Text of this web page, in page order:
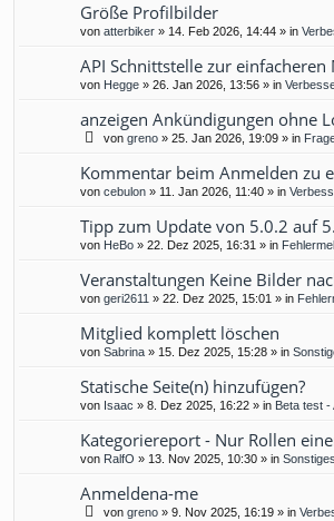
Größe Profilbilder
von atterbiker » 14. Feb 2026, 14:44 » in
API Schnittstelle zur
von Hegge » 26. Jan 2026, 13:56 » in
anzeigen Ankündigungen ohne
von greno » 25. Jan 2026, 19:09 » in
Kommentar beim Anmelden zu
von cebulon » 11. Jan 2026, 11:40 » in
Tipp zum Update von 5.0.2 auf
von HeBo » 22. Dez 2025, 16:31 » in
Veranstaltungen Keine Bilder
von geri2611 » 22. Dez 2025, 15:01 » in
Mitglied komplett löschen
von Sabrina » 15. Dez 2025, 15:28 » in
Statische Seite(n) hinzufügen?
von Isaac » 8. Dez 2025, 16:22 » in Beta test -
Kategoriereport - Nur Rollen
von RalfO » 13. Nov 2025, 10:30 » in Sonstiges
Anmeldena-me
von greno » 9. Nov 2025, 16:19 » in